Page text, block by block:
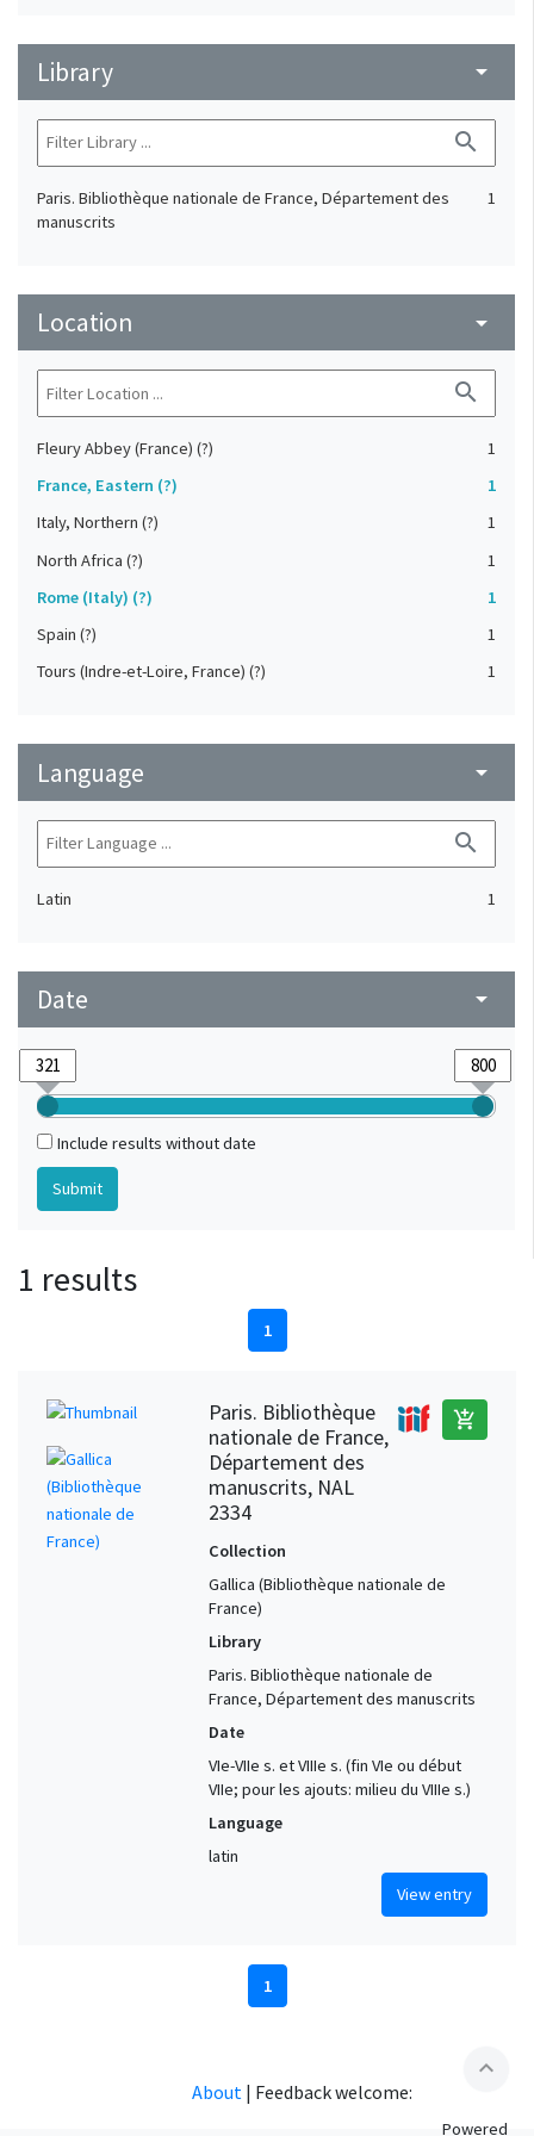
Library arrow_drop_down
search
Paris. Bibliothèque nationale de France, Département des
manuscrits
1
Location arrow_drop_down
search
Fleury Abbey (France) (?)
1
France, Eastern (?)
1
Italy, Northern (?)
1
North Africa (?)
1
Rome (Italy) (?)
1
Spain (?)
1
Tours (Indre-et-Loire, France) (?)
1
Language arrow_drop_down
search
Latin 1
Date arrow_drop_down
Include results without date
1 results
1
Paris. Bibliothèque
nationale de France,
Département des
manuscrits, NAL
2334
add_shopping_cart
Collection
Gallica (Bibliothèque nationale de
France)
Library
Paris. Bibliothèque nationale de
France, Département des manuscrits
Date
VIe-VIIe s. et VIIIe s. (fin VIe ou début
VIIe; pour les ajouts: milieu du VIIIe s.)
Language
latin
View entry
1
expand_less
About | Feedback welcome:
Powered